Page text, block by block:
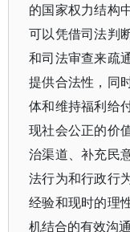
的国家权力结构
可以凭借司法判
和司法审查来疏
提供合法性，同
体和维持福利给
现社会公正的价
治渠道、补充民
法行为和行政行
经验和现时的理
机结合的有效沟通